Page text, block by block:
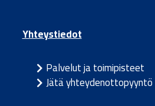
Yhteystiedot
Palvelut ja toimipisteet
Jätä yhteydenottopyyntö